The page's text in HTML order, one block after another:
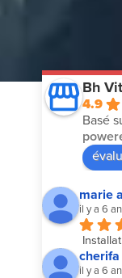
Bh
4.9
Basé
marie
il y a 6
cherifa
il y a 6